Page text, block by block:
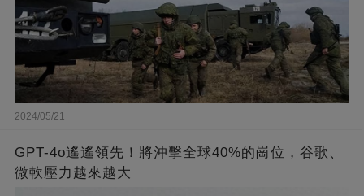
2024/05/21
GPT-4o遙遙領先！將沖擊全球40%的崗位，谷歌、
微軟壓力越來越大